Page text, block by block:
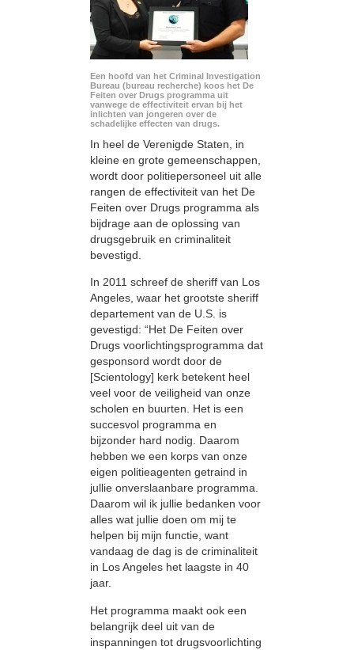
Een hoofd van het Criminal Investigation
Bureau (bureau recherche) koos het De
Feiten over Drugs programma uit
vanwege de effectiviteit ervan bij het
inlichten van jongeren over de
schadelijke effecten van drugs.
In heel de Verenigde Staten, in
kleine en grote gemeenschappen,
wordt door politiepersoneel uit alle
rangen de effectiviteit van het De
Feiten over Drugs programma als
bijdrage aan de oplossing van
drugsgebruik en criminaliteit
bevestigd.
In 2011 schreef de sheriff van Los
Angeles, waar het grootste sheriff
departement van de U.S. is
gevestigd: “Het De Feiten over
Drugs voorlichtingsprogramma dat
gesponsord wordt door de
[Scientology] kerk betekent heel
veel voor de veiligheid van onze
scholen en buurten. Het is een
succesvol programma en
bijzonder hard nodig. Daarom
hebben we een korps van onze
eigen politieagenten getraind in
jullie onverslaanbare programma.
Daarom wil ik jullie bedanken voor
alles wat jullie doen om mij te
helpen bij mijn functie, want
vandaag de dag is de criminaliteit
in Los Angeles het laagste in 40
jaar.
Het programma maakt ook een
belangrijk deel uit van de
inspanningen tot drugsvoorlichting